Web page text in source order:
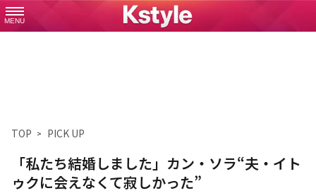
MENU
TOP PICK UP
「私たち結婚しました」カン・ソラ“夫・イト
ゥクに会えなくて寂しかった”